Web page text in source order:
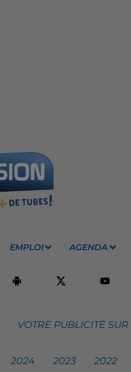
EMPLOI AGENDA
VOTRE PUBLICITÉ
2024 2023 2022